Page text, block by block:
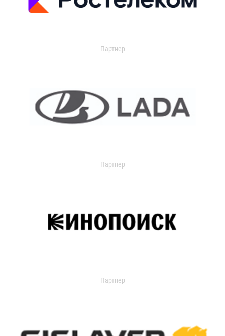
Партнер
Партнер
Партнер